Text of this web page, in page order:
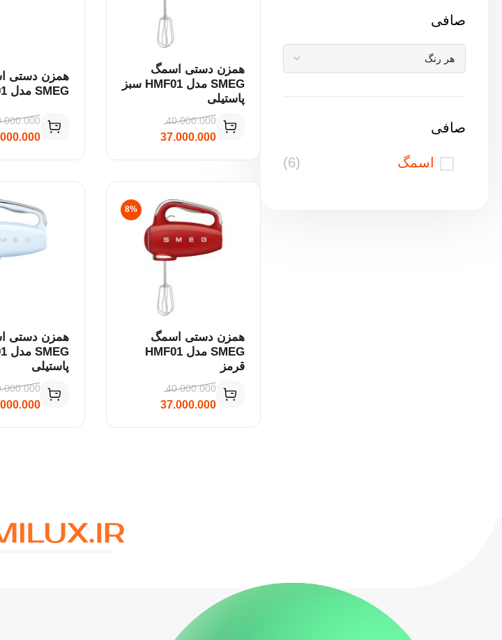
صافی
صافی
اسمگ (6)
همزن دستی اسمگ
SMEG مدل HMF01 سبز
پاستیلی
40.000.000
37.000.000
همزن دستی
SMEG مدل HMF01 کرم
8%
همزن دستی اسمگ
SMEG مدل HMF01
قرمز
40.000.000
37.000.000
همزن دستی
پاستیلی